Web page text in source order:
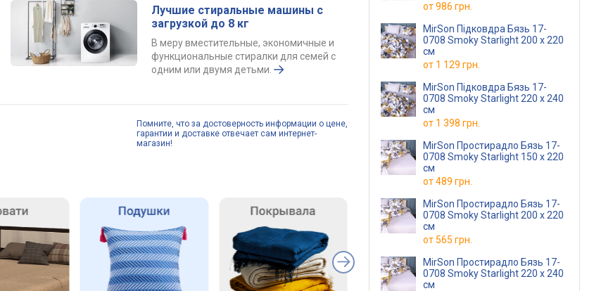
Лучшие стиральные машины с
загрузкой до 8 кг
В меру вместительные, экономичные и
функциональные стиралки для семей с
одним или двумя детьми.
Помните, что за достоверность информации о цене,
гарантии и доставке отвечает сам интернет-
магазин!
от986 грн.
MirSon Підковдра Бязь 17-
0708 Smoky Starlight 200 x 220
см
от 1 129 грн.
MirSon Підковдра Бязь 17-
0708 Smoky Starlight 220 x 240
см
от 1 398 грн.
MirSon Простирадло Бязь 17-
0708 Smoky Starlight 150 х 220
см
от489 грн.
MirSon Простирадло Бязь 17-
0708 Smoky Starlight 200 х 220
см
от565 грн.
MirSon Простирадло Бязь 17-
0708 Smoky Starlight 220 х 240
см